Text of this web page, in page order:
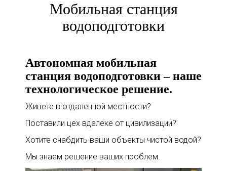
Мобильная станция
водоподготовки
Автономная мобильная
станция водоподготовки – наше
технологическое решение.
Живете в отдаленной местности?
Поставили цех вдалеке от цивилизации?
Хотите снабдить ваши объекты чистой водой?
Мы знаем решение ваших проблем.